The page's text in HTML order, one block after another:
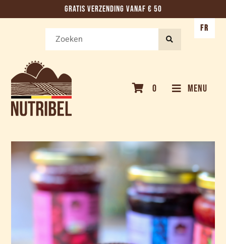
GRATIS VERZENDING VANAF € 50
0 MENU
FR